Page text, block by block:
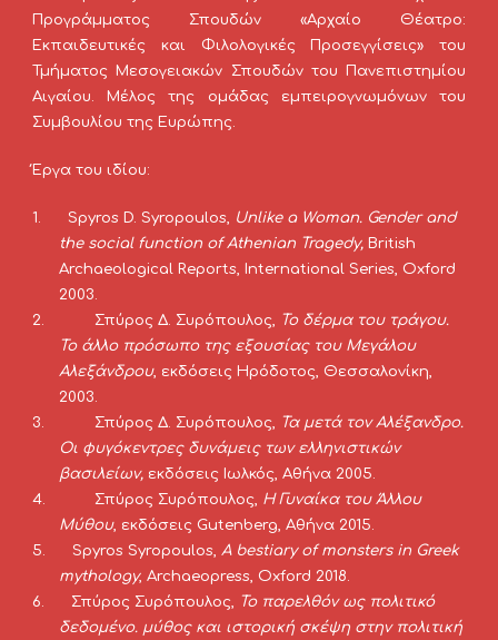
Προγράμματος Σπουδών «Aρχαίο Θέατρο:
Εκπαιδευτικές και Φιλολογικές Προσεγγίσεις» του
Τμήματος Μεσογειακών Σπουδών του Πανεπιστημίου
Αιγαίου. Μέλος της ομάδας εμπειρογνωμόνων του
Συμβουλίου της Ευρώπης.
Έργα του ιδίου:
1.      Spyros D. Syropoulos,
Unlike a Woman. Gender and
the social function of Athenian Tragedy, Βritish
Archaeological Reports, Ιnternational Series, Οxford
2003.
2.
Σπύρος Δ. Συρόπουλος, Το δέρμα του τράγου.
Το άλλο πρόσωπο της εξουσίας του Μεγάλου
Αλεξάνδρου, εκδόσεις Hρόδοτος, Θεσσαλονίκη,
2003.
3.
Σπύρος Δ. Συρόπουλος, Τα μετά τον Αλέξανδρο.
Οι φυγόκεντρες δυνάμεις των ελληνιστικών
βασιλείων, εκδόσεις Ιωλκός, Αθήνα 2005.
4.
Σπύρος Συρόπουλος, Η Γυναίκα του Άλλου
Μύθου, εκδόσεις Gutenberg, Αθήνα 2015.
5.      Spyros Syropoulos, A bestiary of monsters in Greek
mythology, Archaeopress, Oxford 2018.
6.      Σπύρος Συρόπουλος, Το παρελθόν ως πολιτικό
δεδομένο. μύθος και ιστορική σκέψη στην πολιτική